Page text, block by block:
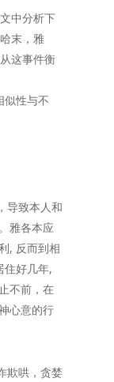
中分析下
末，雅
这事件衡
似性与不
导致本人和
雅各本应
, 反而到相
住好几年,
不前，在
心意的行
欺哄，贪婪